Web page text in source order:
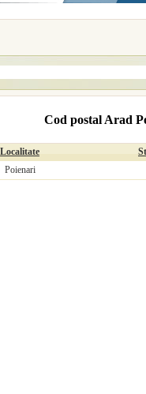
Cod postal Arad
Localitate
Poienari